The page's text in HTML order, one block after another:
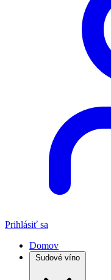
Prihlásiť sa
Domov
Sudové víno